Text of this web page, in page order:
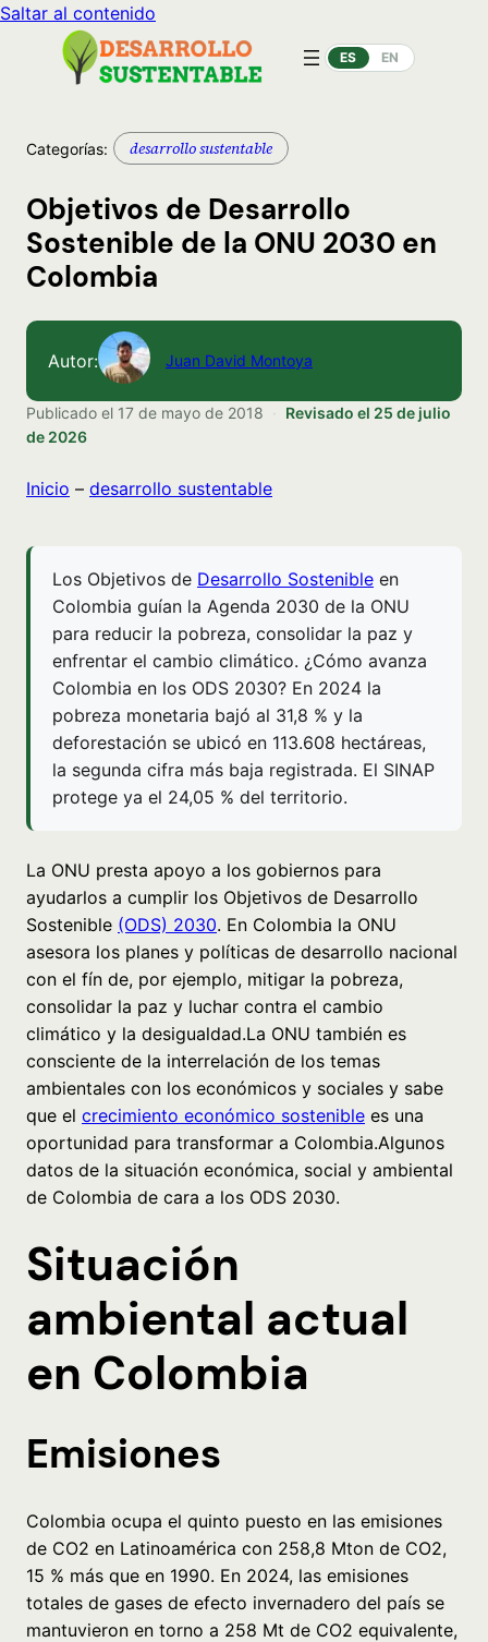
Saltar al contenido
ES EN
Categorías: desarrollo sustentable
Objetivos de Desarrollo
Sostenible de la ONU 2030 en
Colombia
Autor: Juan David Montoya
Publicado el 17 de mayo de 2018 · Revisado el 25 de julio
de 2026
Inicio – desarrollo sustentable
Los Objetivos de Desarrollo Sostenible en
Colombia guían la Agenda 2030 de la ONU
para reducir la pobreza, consolidar la paz y
enfrentar el cambio climático. ¿Cómo avanza
Colombia en los ODS 2030? En 2024 la
pobreza monetaria bajó al 31,8 % y la
deforestación se ubicó en 113.608 hectáreas,
la segunda cifra más baja registrada. El SINAP
protege ya el 24,05 % del territorio.
La ONU presta apoyo a los gobiernos para
ayudarlos a cumplir los Objetivos de Desarrollo
Sostenible (ODS) 2030. En Colombia la ONU
asesora los planes y políticas de desarrollo nacional
con el fín de, por ejemplo, mitigar la pobreza,
consolidar la paz y luchar contra el cambio
climático y la desigualdad.La ONU también es
consciente de la interrelación de los temas
ambientales con los económicos y sociales y sabe
que el crecimiento económico sostenible es una
oportunidad para transformar a Colombia.Algunos
datos de la situación económica, social y ambiental
de Colombia de cara a los ODS 2030.
Situación
ambiental actual
en Colombia
Emisiones
Colombia ocupa el quinto puesto en las emisiones
de CO2 en Latinoamérica con 258,8 Mton de CO2,
15 % más que en 1990. En 2024, las emisiones
totales de gases de efecto invernadero del país se
mantuvieron en torno a 258 Mt de CO2 equivalente,